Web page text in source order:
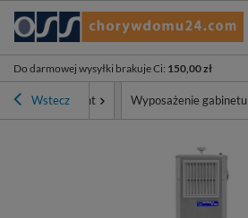
Do darmowej wysyłki brakuje Ci: 150,00 zł
Wstecz
Asortyment Wyposażenie gabinetu